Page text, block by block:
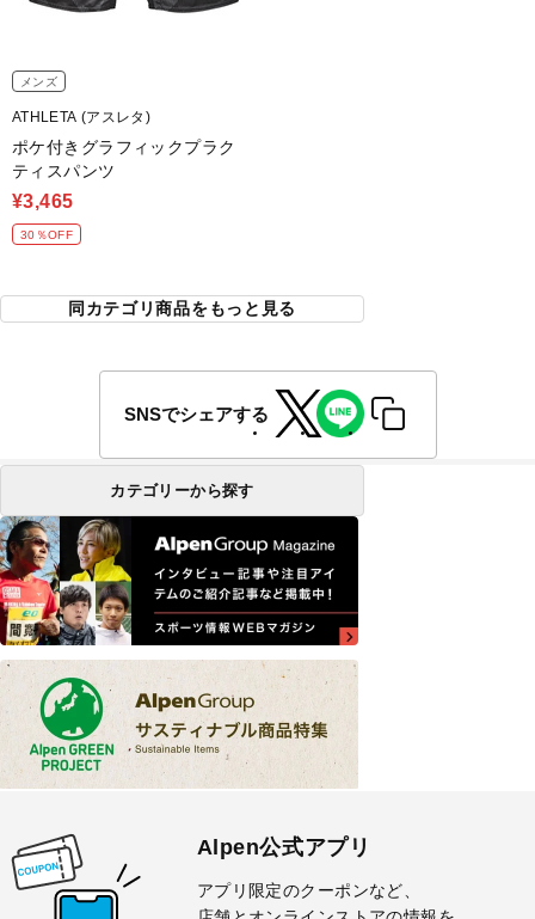
メンズ
ATHLETA (アスレタ)
ポケ付きグラフィックプラク
ティスパンツ
¥3,465
30％OFF
同カテゴリ商品をもっと見る
SNSでシェアする
カテゴリーから探す
Alpen公式アプリ
アプリ限定のクーポンなど、